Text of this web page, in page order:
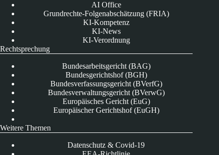
AI Office
Grundrechte-Folgenabschätzung (FRIA)
KI-Kompetenz
KI-News
KI-Verordnung
Rechtsprechung
Bundesarbeitsgericht (BAG)
Bundesgerichtshof (BGH)
Bundesverfassungsgericht (BVerfG)
Bundesverwaltungsgericht (BVerwG)
Europäisches Gericht (EuG)
Europäischer Gerichtshof (EuGH)
Weitere Themen
Datenschutz & Covid-19